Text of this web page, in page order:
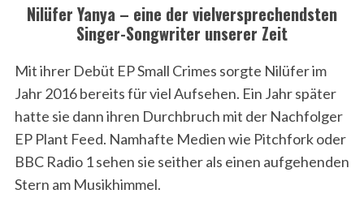
Nilüfer Yanya – eine der vielversprechendsten
Singer-Songwriter unserer Zeit
Mit ihrer Debüt EP Small Crimes sorgte Nilüfer im
Jahr 2016 bereits für viel Aufsehen. Ein Jahr später
hatte sie dann ihren Durchbruch mit der Nachfolger
EP Plant Feed. Namhafte Medien wie Pitchfork oder
BBC Radio 1 sehen sie seither als einen aufgehenden
Stern am Musikhimmel.